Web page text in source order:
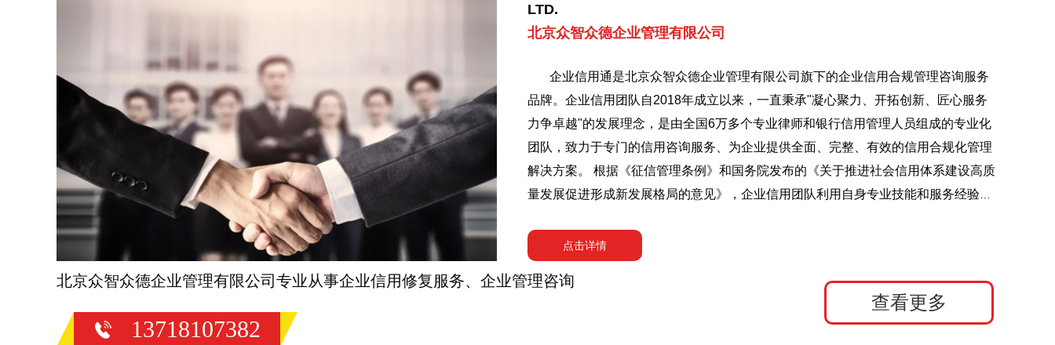
LTD.
北京众智众德企业管理有限公司
企业信用通是北京众智众德企业管理有限公司旗下的企业信用合规管理咨询服务
品牌。企业信用团队自2018年成立以来，一直秉承"凝心聚力、开拓创新、匠心服务
力争卓越"的发展理念，是由全国6万多个专业律师和银行信用管理人员组成的专业化
团队，致力于专门的信用咨询服务、为企业提供全面、完整、有效的信用合规化管理
解决方案。 根据《征信管理条例》和国务院发布的《关于推进社会信用体系建设高质
量发展促进形成新发展格局的意见》，企业信用团队利用自身专业技能和服务经验，
对失信主体信用报告中的不真实、不准确或超过留档期限的非恶意的、违约类的失信
行为开展异议处理流程，代表失信主体与信用机构进行沟通，争取合法合情合理的权
益，所有工作都是在合规的前提下进行，同时向全社会开展信用修复知识普及和咨询
点击详情
北京众智众德企业管理有限公司专业从事企业信用修复服务、企业管理咨询
13718107382
查看更多